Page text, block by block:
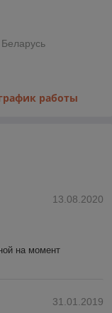
работы
13.08.2020
на момент
31.01.2019